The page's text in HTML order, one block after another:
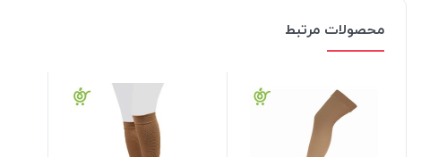
محصولات مرتبط